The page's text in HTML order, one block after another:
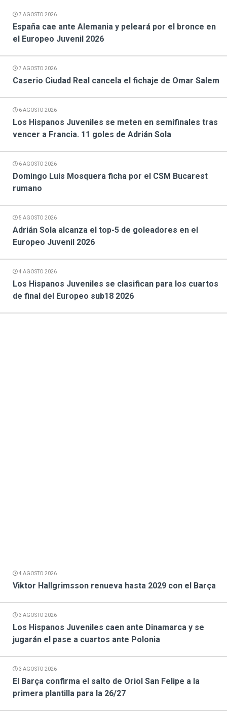
7 AGOSTO 2026
España cae ante Alemania y peleará por el bronce en
el Europeo Juvenil 2026
7 AGOSTO 2026
Caserio Ciudad Real cancela el fichaje de Omar Salem
6 AGOSTO 2026
Los Hispanos Juveniles se meten en semifinales tras
vencer a Francia. 11 goles de Adrián Sola
6 AGOSTO 2026
Domingo Luis Mosquera ficha por el CSM Bucarest
rumano
5 AGOSTO 2026
Adrián Sola alcanza el top-5 de goleadores en el
Europeo Juvenil 2026
4 AGOSTO 2026
Los Hispanos Juveniles se clasifican para los cuartos
de final del Europeo sub18 2026
4 AGOSTO 2026
Viktor Hallgrimsson renueva hasta 2029 con el Barça
3 AGOSTO 2026
Los Hispanos Juveniles caen ante Dinamarca y se
jugarán el pase a cuartos ante Polonia
3 AGOSTO 2026
El Barça confirma el salto de Oriol San Felipe a la
primera plantilla para la 26/27